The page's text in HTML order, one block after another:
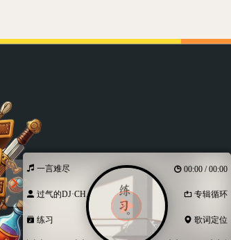
一言难尽 00:00 / 00:00
过气的DJ·CH... 专辑循环
练习 歌词定位